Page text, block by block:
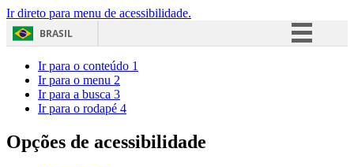
Ir direto para menu de acessibilidade.
BRASIL
Acesso à informação
Ir para o conteúdo 1
Ir para o menu 2
Ir para a busca 3
Ir para o rodapé 4
Opções de acessibilidade